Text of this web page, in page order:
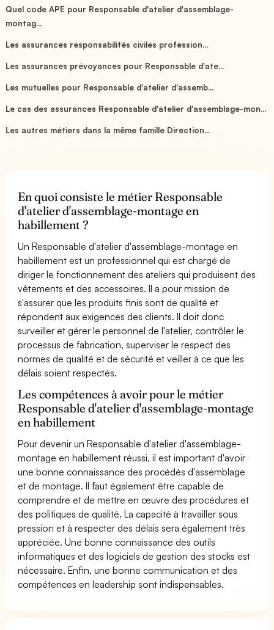
Quel code APE pour Responsable d'atelier d'assemblage-
montag...
Les assurances responsabilités civiles profession...
Les assurances prévoyances pour Responsable d'ate...
Les mutuelles pour Responsable d'atelier d'assemb...
Le cas des assurances Responsable d'atelier d'assemblage-mon...
Les autres métiers dans la même famille Direction...
En quoi consiste le métier Responsable
d'atelier d'assemblage-montage en
habillement ?
Un Responsable d'atelier d'assemblage-montage en
habillement est un professionnel qui est chargé de
diriger le fonctionnement des ateliers qui produisent des
vêtements et des accessoires. Il a pour mission de
s'assurer que les produits finis sont de qualité et
répondent aux exigences des clients. Il doit donc
surveiller et gérer le personnel de l'atelier, contrôler le
processus de fabrication, superviser le respect des
normes de qualité et de sécurité et veiller à ce que les
délais soient respectés.
Les compétences à avoir pour le métier
Responsable d'atelier d'assemblage-montage
en habillement
Pour devenir un Responsable d'atelier d'assemblage-
montage en habillement réussi, il est important d'avoir
une bonne connaissance des procédés d'assemblage
et de montage. Il faut également être capable de
comprendre et de mettre en œuvre des procédures et
des politiques de qualité. La capacité à travailler sous
pression et à respecter des délais sera également très
appréciée. Une bonne connaissance des outils
informatiques et des logiciels de gestion des stocks est
nécessaire. Enfin, une bonne communication et des
compétences en leadership sont indispensables.